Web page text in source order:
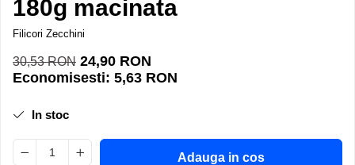
180g macinata
Filicori Zecchini
30,53 RON 24,90 RON
Economisesti: 5,63 RON
In stoc
Adauga in cos